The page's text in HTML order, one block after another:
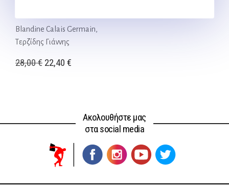
Blandine Calais Germain,
Τερζίδης Γιάννης
28,00€ Original
22,40 €
22,40 €.
Ακολουθήστε μας
στα social media